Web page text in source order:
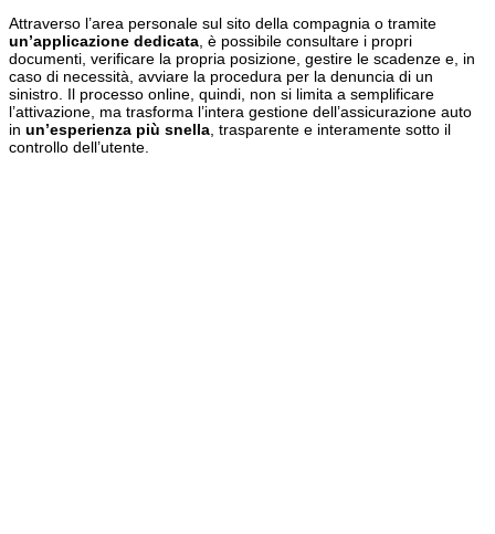
Attraverso l’area personale sul sito della compagnia o tramite
un’applicazione dedicata , è possibile consultare i propri
documenti, verificare la propria posizione, gestire le scadenze e, in
caso di necessità, avviare la procedura per la denuncia di un
sinistro. Il processo online, quindi, non si limita a semplificare
l’attivazione, ma trasforma l’intera gestione dell’assicurazione auto
in un’esperienza più snella , trasparente e interamente sotto il
controllo dell’utente.